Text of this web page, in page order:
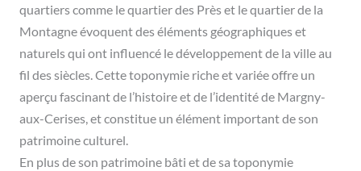
quartiers comme le quartier des Près et le quartier de la
Montagne évoquent des éléments géographiques et
naturels qui ont influencé le développement de la ville au
fil des siècles. Cette toponymie riche et variée offre un
aperçu fascinant de l’histoire et de l’identité de Margny-
aux-Cerises, et constitue un élément important de son
patrimoine culturel.
En plus de son patrimoine bâti et de sa toponymie